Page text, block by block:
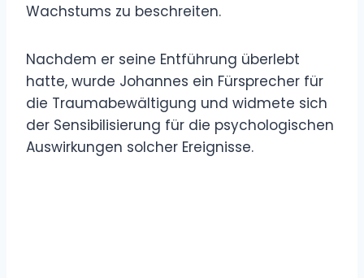
Wachstums zu beschreiten.
Nachdem er seine Entführung überlebt
hatte, wurde Johannes ein Fürsprecher für
die Traumabewältigung und widmete sich
der Sensibilisierung für die psychologischen
Auswirkungen solcher Ereignisse.